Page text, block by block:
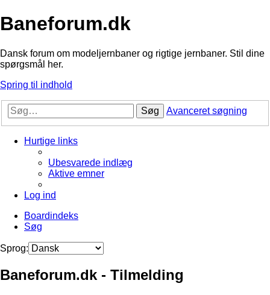
Baneforum.dk
Dansk forum om modeljernbaner og rigtige jernbaner. Stil dine
spørgsmål her.
Spring til indhold
Søg Avanceret søgning
Hurtige links
Ubesvarede indlæg
Aktive emner
Log ind
Boardindeks
Søg
Sprog:
Baneforum.dk - Tilmelding